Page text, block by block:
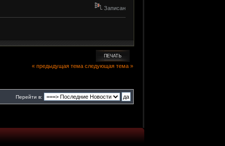
Записан
ПЕЧАТЬ
« предыдущая тема следующая тема »
Перейти в: